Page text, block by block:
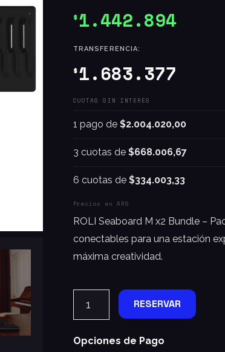
$1.442.894
$1.683.377
TRANSFERENCIA:
CUOTAS SIN INTERÉS
1 pago de $2.004.020,00
3 cuotas de $668.006,67
6 cuotas de $334.003,33
Precios en ARS
ROLI Seaboard M x2 Bundle –
conectables para una estación
máxima creatividad.
RESERVAR
Opciones de Pago